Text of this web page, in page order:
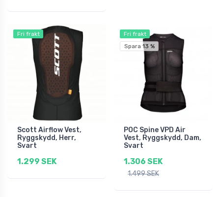
Fri frakt
Scott Airflow Vest,
Ryggskydd, Herr,
Svart
1.299 SEK
Fri frakt
Spara 13 %
POC Spine VPD Air
Vest, Ryggskydd, Dam,
Svart
1.306 SEK
1.499 SEK